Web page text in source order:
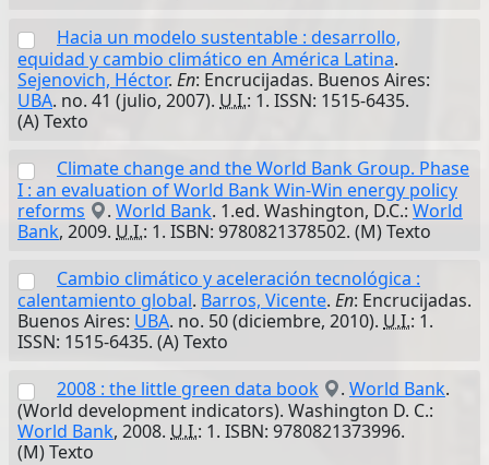
Hacia un modelo sustentable : desarrollo,
equidad y cambio climático en América Latina.
Sejenovich, Héctor. En: Encrucijadas. Buenos Aires:
UBA. no. 41 (julio, 2007). U.I.: 1. ISSN: 1515-6435.
(A) Texto
Climate change and the World Bank Group. Phase
I : an evaluation of World Bank Win-Win energy policy
reforms
. World Bank. 1.ed. Washington, D.C.: World
Bank, 2009. U.I.: 1. ISBN: 9780821378502. (M) Texto
Cambio climático y aceleración tecnológica :
calentamiento global. Barros, Vicente. En: Encrucijadas.
Buenos Aires: UBA. no. 50 (diciembre, 2010). U.I.: 1.
ISSN: 1515-6435. (A) Texto
2008 : the little green data book
. World Bank.
(World development indicators). Washington D. C.:
World Bank, 2008. U.I.: 1. ISBN: 9780821373996.
(M) Texto